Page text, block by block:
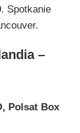
. Spotkanie
–
Polsat Box